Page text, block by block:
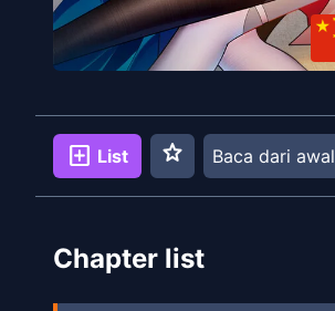
add_box List star Baca dari awal
Chapter list